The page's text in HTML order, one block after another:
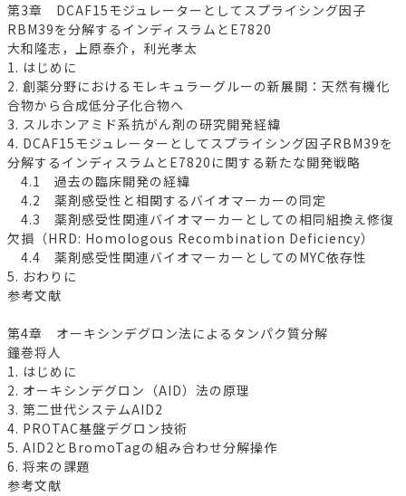
第3章 DCAF15モジュレーターとしてスプライシング因子
RBM39を分解するインディスラムとE7820
大和隆志，上原泰介，利光孝太
1. はじめに
2. 創薬分野におけるモレキュラーグルーの新展開：天然有機化
合物から合成低分子化合物へ
3. スルホンアミド系抗がん剤の研究開発経緯
4. DCAF15モジュレーターとしてスプライシング因子RBM39を
分解するインディスラムとE7820に関する新たな開発戦略
4.1 過去の臨床開発の経緯
4.2 薬剤感受性と相関するバイオマーカーの同定
4.3 薬剤感受性関連バイオマーカーとしての相同組換え修復
欠損（HRD: Homologous Recombination Deficiency）
4.4 薬剤感受性関連バイオマーカーとしてのMYC依存性
5. おわりに
参考文献
第4章 オーキシンデグロン法によるタンパク質分解
鐘巻将人
1. はじめに
2. オーキシンデグロン（AID）法の原理
3. 第二世代システムAID2
4. PROTAC基盤デグロン技術
5. AID2とBromoTagの組み合わせ分解操作
6. 将来の課題
参考文献